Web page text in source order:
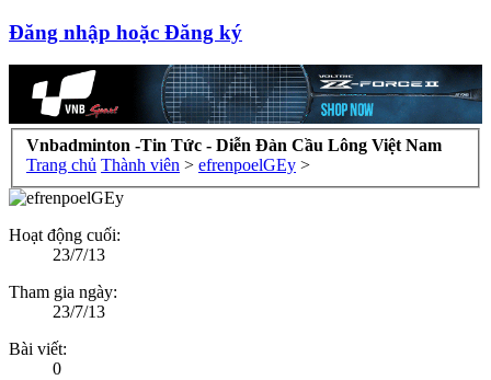
Đăng nhập hoặc Đăng ký
Vnbadminton -Tin Tức - Diễn Đàn Cầu Lông Việt Nam
Trang chủ Thành viên > efrenpoelGEy >
Hoạt động cuối:
23/7/13
Tham gia ngày:
23/7/13
Bài viết:
0